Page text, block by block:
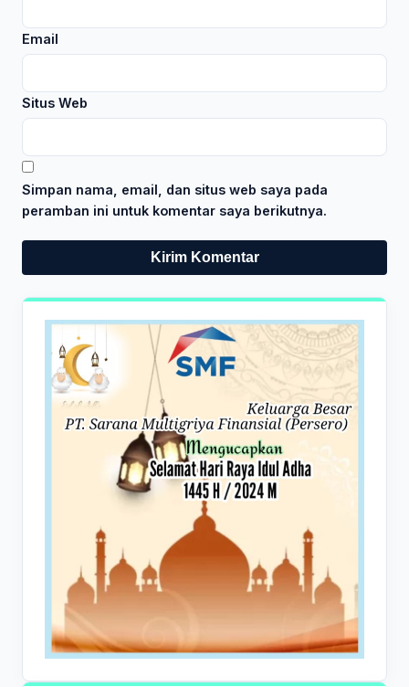
Email
Situs Web
Simpan nama, email, dan situs web saya pada
peramban ini untuk komentar saya berikutnya.